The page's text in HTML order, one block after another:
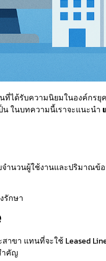
ที่ได้รับความนิยมในองค์กร
น ในบทความนี้เราจะแนะนำ
จำนวนผู้ใช้งานและปริมาณข้
รักษา
ขา แทนที่จะใช้ Leased
ำคัญ